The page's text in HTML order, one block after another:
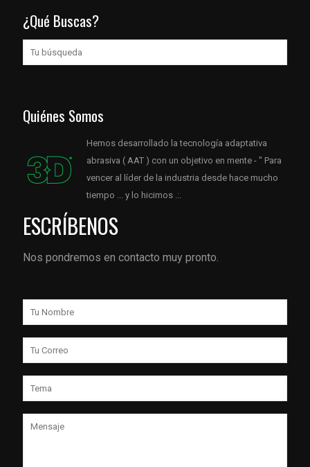
¿Qué Buscas?
Quiénes Somos
Hemos desarrollado la tecnología adaptativa
abrasiva ( AAT ) con un objetivo en mente - " Para
vencer al líder de la industria desde hace mucho
tiempo ... y lo hicimos .:.
ESCRÍBENOS
Nos pondremos en contacto muy pronto.